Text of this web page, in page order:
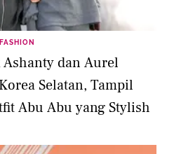
FASHION
Ashanty dan Aurel
Selatan, Tampil
Abu Abu yang Stylish